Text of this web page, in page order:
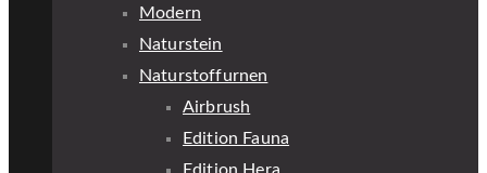
Modern
Naturstein
Naturstoffurnen
Airbrush
Edition Fauna